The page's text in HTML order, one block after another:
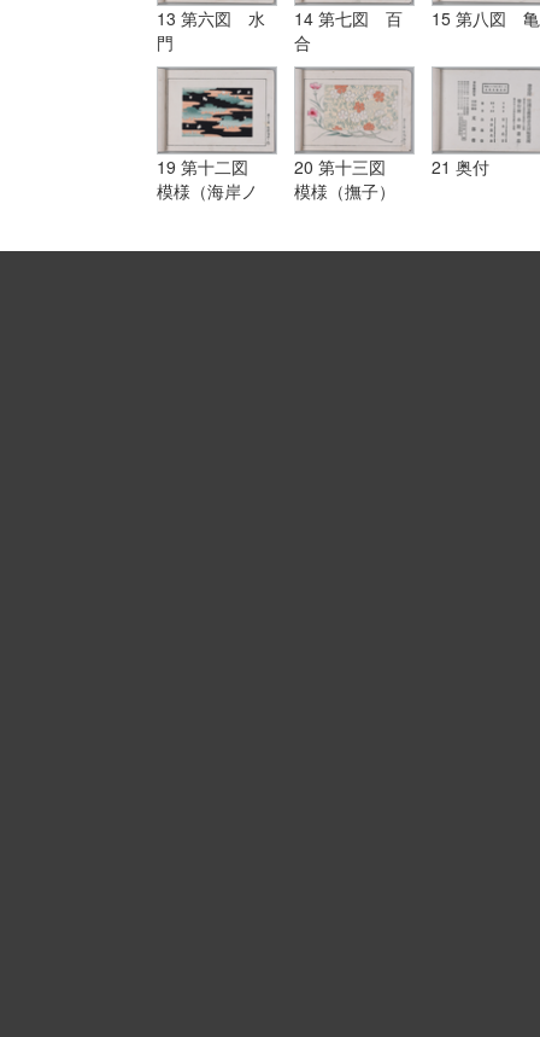
13 第六図 水
門
14 第七図 百
合
15 第八図 亀
19 第十二図
模様（海岸ノ
20 第十三図
模様（撫子）
21 奥付